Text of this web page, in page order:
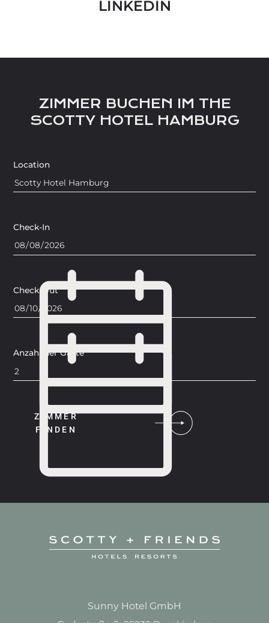
LINKEDIN
ZIMMER BUCHEN IM THE
SCOTTY HOTEL HAMBURG
Location
Check-In
Check-Out
Anzahl der Gäste
ZIMMER
FINDEN
Sunny Hotel GmbH